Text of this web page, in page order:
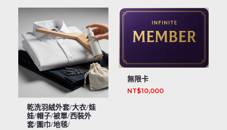
乾洗羽絨外套/大衣/娃
娃/帽子/被單/西裝外
套/圍巾/地毯/
無限卡
NT$10,000